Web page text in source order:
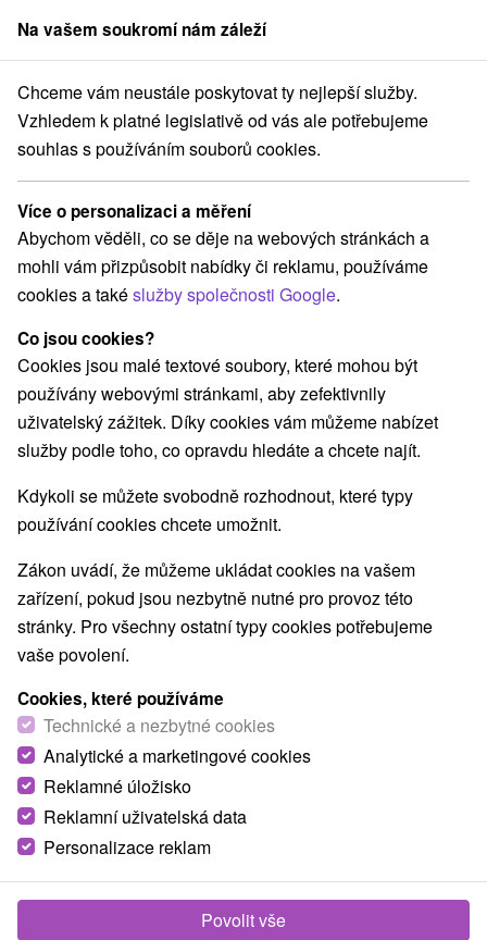
člen skupinySorger
Pobyty na Slovensku Relaxační pobyty Chopok Sever
Relaxační pobyty Chopok Sever
Kategorie
Všechny kategorie
Pobyty v akci(14)
Wellness pobyty(16) Víkendové pobyty(20)
Romantické pobyty
Rodinné pobyty(19)
Vyberte lokalitu nebo termín
Nejprodávanější
1.
Bystrina Relax & Enjoy: Celoroční pobyt pod
Chopkem v Demänovské dolině
Hotel Bystrina★★
Od 1 Noci
Snídaně
Pobyt s bufetovou snídaní, wellness balíčky,
Na vašem soukromí nám záleží
Chceme vám neustále poskytovat ty nejlepší služby.
Vzhledem k platné legislativě od vás ale potřebujeme
souhlas s používáním souborů cookies.
Více o personalizaci a měření
Abychom věděli, co se děje na webových stránkách a
mohli vám přizpůsobit nabídky či reklamu, používáme
cookies a takéslužby společnosti Google.
Co jsou cookies?
Cookies jsou malé textové soubory, které mohou být
používány webovými stránkami, aby zefektivnily
uživatelský zážitek. Díky cookies vám můžeme nabízet
služby podle toho, co opravdu hledáte a chcete najít.
Kdykoli se můžete svobodně rozhodnout, které typy
používání cookies chcete umožnit.
Zákon uvádí, že můžeme ukládat cookies na vašem
zařízení, pokud jsou nezbytně nutné pro provoz této
stránky. Pro všechny ostatní typy cookies potřebujeme
vaše povolení.
Cookies, které používáme
Technické a nezbytné cookies
Analytické a marketingové cookies
Reklamné úložisko
Reklamní uživatelská data
Personalizace reklam
Povolit vše